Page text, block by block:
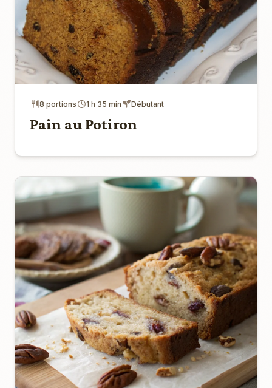
8 portions 1 h 35 min Débutant
Pain au Potiron